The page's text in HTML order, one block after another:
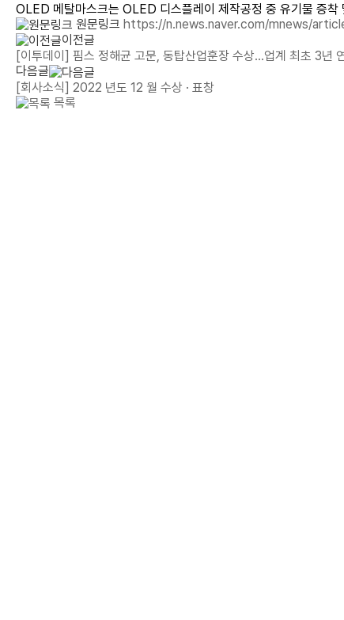
OLED 메탈마스크는 OLED 디스플레이 제작공정 중 유기물 증
원문링크 https://n.news.naver.com/mnews/
이전글
[이투데이] 핌스 정해균 고문, 동탑산업훈장 수상…업계 최초 3년
다음글
[회사소식] 2022 년도 12 월 수상 · 표창
목록